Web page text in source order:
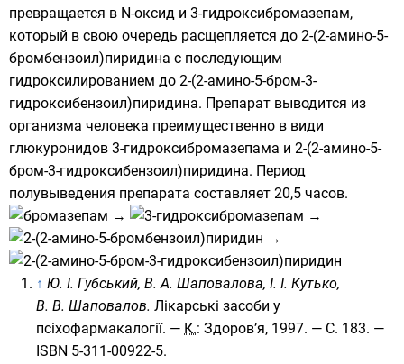
превращается в N-оксид и 3-гидроксибромазепам,
который в свою очередь расщепляется до 2-(2-амино-5-
бромбензоил)пиридина с последующим
гидроксилированием до 2-(2-амино-5-бром-3-
гидроксибензоил)пиридина. Препарат выводится из
организма человека преимущественно в види
глюкуронидов 3-гидроксибромазепама и 2-(2-амино-5-
бром-3-гидроксибензоил)пиридина. Период
полувыведения препарата составляет 20,5 часов.
→
→
→
↑ Ю. І. Губський, В. А. Шаповалова, І. І. Кутько,
В. В. Шаповалов. Лікарські засоби у
псіхофармакалогії. — К.: Здоров’я, 1997. — С. 183. —
ISBN 5-311-00922-5.